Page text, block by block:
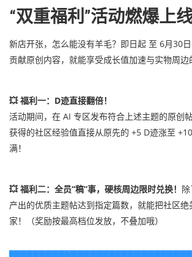
“双重福利”活动燃爆上线
新店开张，怎么能没有羊毛？即日起 至 6月30
贡献原创内容，就能享受成长值加速与实物周边
💥 福利一：D迹直接翻倍！
活动期间，在 AI 专区发布符合上述主题的原创
获得的社区经验值直接从原先的 +5 D迹涨至
满！
💥 福利二：全员“稿”事，硬核周边限时兑换！
产出的优质主题帖达到指定篇数，就能把社区绝
家！（奖励按最高档位发放，不叠加哦）